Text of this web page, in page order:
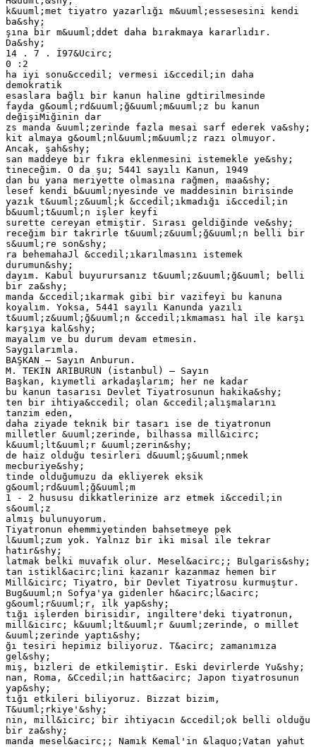
k&uuml;met tiyatro yazarlığı m&uuml;essesesini kendi
ba&shy;
şına bir m&uuml;ddet daha bırakmaya kararlıdır.
Da&shy;
14 . 7 . İ97&Ucirc;
0 :2
ha iyi sonu&ccedil; vermesi i&ccedil;in daha
demokratik
esaslara bağlı bir kanun haline gdtirilmesinde
fayda g&ouml;rd&uuml;ğ&uuml;m&uuml;z bu kanun
değişiMiğinin dar
zs manda &uuml;zerinde fazla mesai sarf ederek va&shy;
kit almaya g&ouml;nl&uuml;m&uuml;z razı olmuyor.
Ancak, şah&shy;
san maddeye bir fıkra eklenmesini istemekle ye&shy;
tineceğim. O da şu; 5441 sayılı Kanun, 1949
dan bu yana meriyette olmasına rağmen, maa&shy;
lesef kendi b&uuml;nyesinde ve maddesinin birisinde
yazık t&uuml;z&uuml;k &ccedil;ıkmadığı i&ccedil;in
b&uuml;t&uuml;n işler keyfi
surette cereyan etmiştir. Sırası geldiğinde ve&shy;
receğim bir takrirle t&uuml;z&uuml;ğ&uuml;n belli bir
s&uuml;re son&shy;
ra behemahaJl &ccedil;ıkarılmasını istemek
durumun&shy;
dayım. Kabul buyurursanız t&uuml;z&uuml;ğ&uuml; belli
bir za&shy;
manda &ccedil;ıkarmak gibi bir vazifeyi bu kanuna
koyalım. Yoksa, 5441 sayılı Kanunda yazılı
t&uuml;z&uuml;ğ&uuml;n &ccedil;ıkmaması hal ile karşı
karşıya kal&shy;
mayalım ve bu durum devam etmesin.
Saygılarımla.
BAŞKAN — Sayın Anburun.
M. TEKİN ARIBURUN (istanbul) — Sayın
Başkan, kıymetli arkadaşlarım; her ne kadar
bu kanun tasarısı Devlet Tiyatrosunun hakika&shy;
ten bir ihtiya&ccedil; olan &ccedil;alışmalarını
tanzim eden,
daha ziyade teknik bir tasarı ise de tiyatronun
milletler &uuml;zerinde, bilhassa mill&icirc;
k&uuml;lt&uuml;r &uuml;zerin&shy;
de haiz olduğu tesirleri d&uuml;ş&uuml;nmek
mecburiye&shy;
tinde olduğumuzu da ekliyerek eksik
g&ouml;rd&uuml;ğ&uuml;m
1 - 2 hususu dikkatlerinize arz etmek i&ccedil;in
s&ouml;z
almış bulunuyorum.
Tiyatronun ehemmiyetinden bahsetmeye pek
l&uuml;zum yok. Yalnız bir iki misal ile tekrar
hatır&shy;
latmak belki muvafık olur. Mesel&acirc;; Bulgaris&shy;
tan istikl&acirc;lini kazanır kazanmaz hemen bir
Mill&icirc; Tiyatro, bir Devlet Tiyatrosu kurmuştur.
Bug&uuml;n Sofya'ya gidenler h&acirc;l&acirc;
g&ouml;r&uuml;r, ilk yap&shy;
tığı işlerden birisidir, ingiltere'deki tiyatronun,
mill&icirc; k&uuml;lt&uuml;r &uuml;zerinde, o millet
&uuml;zerinde yaptı&shy;
ğı tesiri hepimiz biliyoruz. T&acirc; zamanımıza
gel&shy;
miş, bizleri de etkilemiştir. Eski devirlerde Yu&shy;
nan, Roma, &Ccedil;in hatt&acirc; Japon tiyatrosunun
yap&shy;
tığı etkileri biliyoruz. Bizzat bizim,
T&uuml;rkiye'&shy;
nin, mill&icirc; bir ihtiyacın &ccedil;ok belli olduğu
bir za&shy;
manda mesel&acirc;; Namık Kemal'in &laquo;Vatan yahut